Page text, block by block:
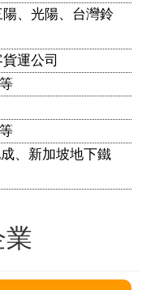
、光陽、台灣鈴
運公司
、新加坡地下鐵
業